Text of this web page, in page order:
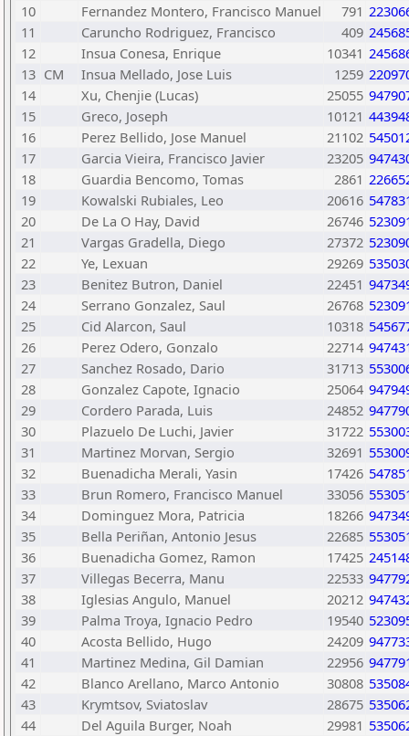
10
Fernandez Montero, Francisco Manuel 791
11
Caruncho Rodriguez, Francisco 409
12
Insua Conesa, Enrique 10341
13 CM Insua Mellado, Jose Luis 1259
14
Xu, Chenjie (Lucas) 25055
15
Greco, Joseph 10121
16
Perez Bellido, Jose Manuel 21102
17
Garcia Vieira, Francisco Javier 23205
18
Guardia Bencomo, Tomas 2861
19
Kowalski Rubiales, Leo 20616
20
De La O Hay, David 26746
21
Vargas Gradella, Diego 27372
22
Ye, Lexuan 29269
23
Benitez Butron, Daniel 22451
24
Serrano Gonzalez, Saul 26768
25
Cid Alarcon, Saul 10318
26
Perez Odero, Gonzalo 22714
27
Sanchez Rosado, Dario 31713
28
Gonzalez Capote, Ignacio 25064
29
Cordero Parada, Luis 24852
30
Plazuelo De Luchi, Javier 31722
31
Martinez Morvan, Sergio 32691
32
Buenadicha Merali, Yasin 17426
33
Brun Romero, Francisco Manuel 33056
34
Dominguez Mora, Patricia 18266
35
Bella Periñan, Antonio Jesus 22685
36
Buenadicha Gomez, Ramon 17425
37
Villegas Becerra, Manu 22533
38
Iglesias Angulo, Manuel 20212
39
Palma Troya, Ignacio Pedro 19540
40
Acosta Bellido, Hugo 24209
41
Martinez Medina, Gil Damian 22956
42
Blanco Arellano, Marco Antonio 30808
43
Krymtsov, Sviatoslav 28675
44
Del Aguila Burger, Noah 29981